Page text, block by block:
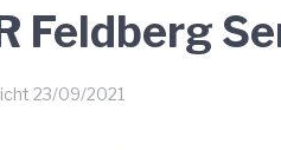
Feldberg
23/09/2021